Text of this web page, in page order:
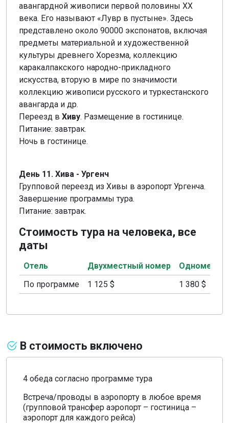
авангардной живописи первой половины ХХ
века. Его называют «Лувр в пустыне». Здесь
представлено около 90000 экспонатов, включая
предметы материальной и художественной
культуры древнего Хорезма, коллекцию
каракалпакского народно-прикладного
искусства, вторую в мире по значимости
коллекцию живописи русского и туркестанского
авангарда и др.
Переезд в Хиву. Размещение в гостинице.
Питание: завтрак.
Ночь в гостинице.
День 11. Хива - Ургенч
Групповой переезд из Хивы в аэропорт Ургенча.
Завершение программы тура.
Питание: завтрак.
Стоимость тура на человека, все
даты
Отель Двухместный номер
По программе
1 125 $ 1 380 $
В стоимость включено
4 обеда согласно программе тура
Встреча/проводы в аэропорту в любое время
(групповой трансфер аэропорт – гостиница –
аэропорт для каждого рейса)